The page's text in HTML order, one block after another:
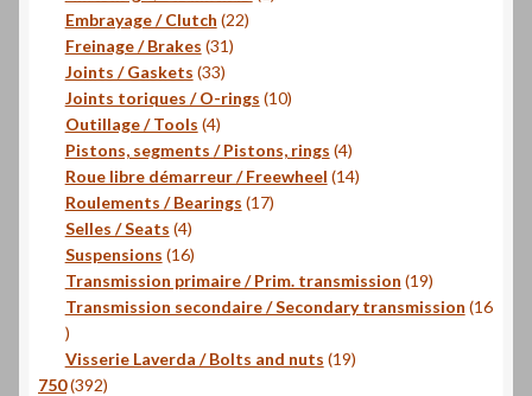
Embrayage / Clutch 2222
Freinage / Brakes 3131
Joints / Gaskets 3333
produits
Joints toriques / O-rings 1010
Outillage / Tools 44
produits
Pistons, segments / Pistons, rings 44
produits
Roue libre démarreur / Freewheel 1414
Roulements / Bearings 1717
Selles / Seats 44
produits
Suspensions 1616
produits
Transmission primaire / Prim. transmission 1919
produits
Transmission secondaire / Secondary transmission 16
16
produits
Visserie Laverda / Bolts and nuts 1919
750 392392